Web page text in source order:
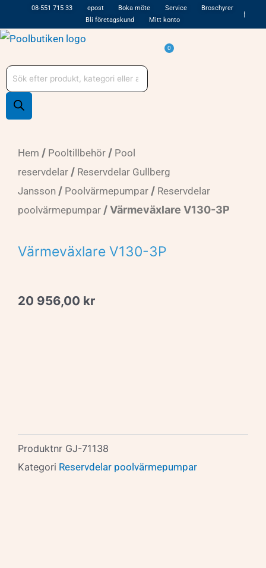
till
innehåll
08-551 715 33 epost Boka möte Service
Broschyrer
Bli företagskund
Mitt konto
0
Varukorg
Produktsökning
Hem / Pooltillbehör / Pool
reservdelar / Reservdelar Gullberg
Jansson / Poolvärmepumpar / Reservdelar
poolvärmepumpar / Värmeväxlare V130-3P
Värmeväxlare V130-3P
20 956,00 kr
Produktnr GJ-71138
Kategori Reservdelar poolvärmepumpar